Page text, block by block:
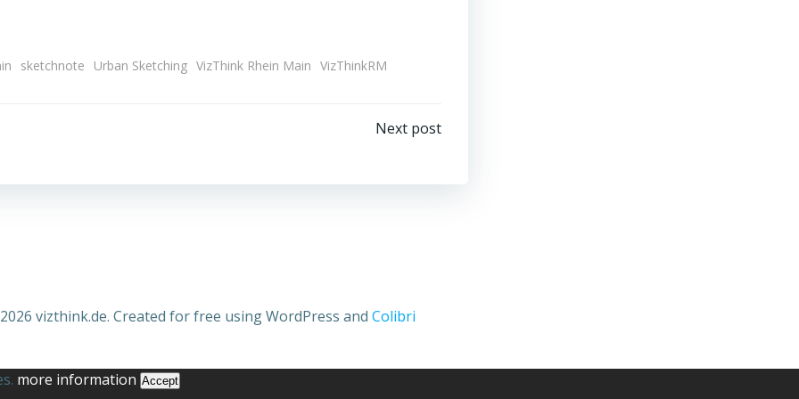
sketchnote Urban Sketching VizThink Rhein Main VizThinkRM
Next post
vizthink.de. Created for free using WordPress and Colibri
more information Accept